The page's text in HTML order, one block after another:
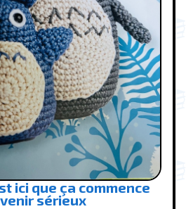
ici que ça commence
sérieux